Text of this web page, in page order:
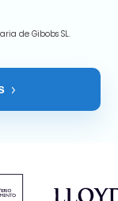
de Gibobs SL.